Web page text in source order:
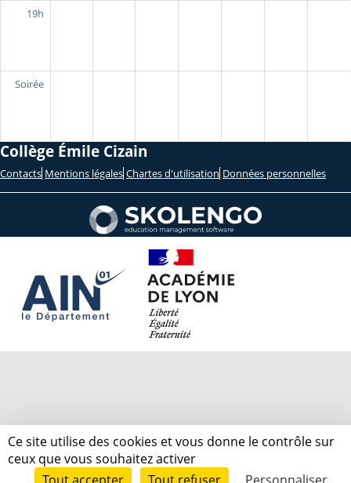
19h
Soirée
Collège Émile Cizain
Contacts Mentions légales Chartes d'utilisation Données personnelles
Ce site utilise des cookies et vous donne le contrôle sur
ceux que vous souhaitez activer